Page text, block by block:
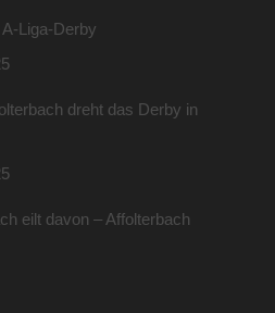
Liga-Derby
dreht das Derby in
eilt davon – Affolterbach